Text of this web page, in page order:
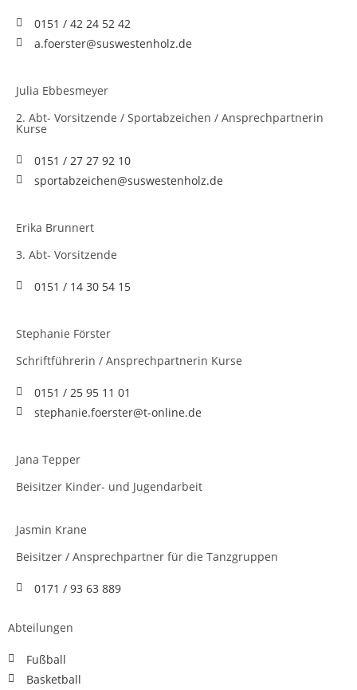
0151 / 42 24 52 42
a.foerster@suswestenholz.de
Julia Ebbesmeyer
2. Abt- Vorsitzende / Sportabzeichen / Ansprechpartnerin
Kurse
0151 / 27 27 92 10
sportabzeichen@suswestenholz.de
Erika Brunnert
3. Abt- Vorsitzende
0151 / 14 30 54 15
Stephanie Förster
Schriftführerin / Ansprechpartnerin Kurse
0151 / 25 95 11 01
stephanie.foerster@t-online.de
Jana Tepper
Beisitzer Kinder- und Jugendarbeit
Jasmin Krane
Beisitzer / Ansprechpartner für die Tanzgruppen
0171 / 93 63 889
Abteilungen
Fußball
Basketball